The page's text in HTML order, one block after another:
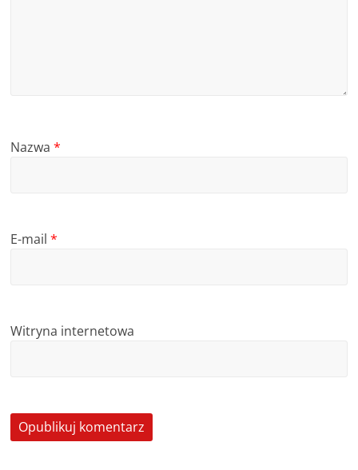
Nazwa*
E-mail*
Witryna internetowa